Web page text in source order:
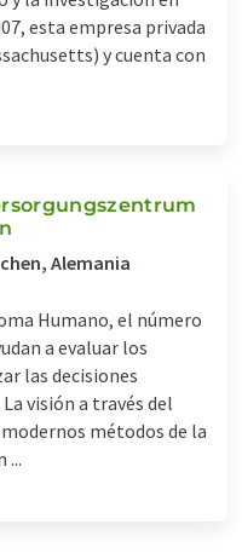
esta empresa privada
y cuenta con
Alemania
Humano, el número
a evaluar los
las decisiones
visión a través del
métodos de la
...